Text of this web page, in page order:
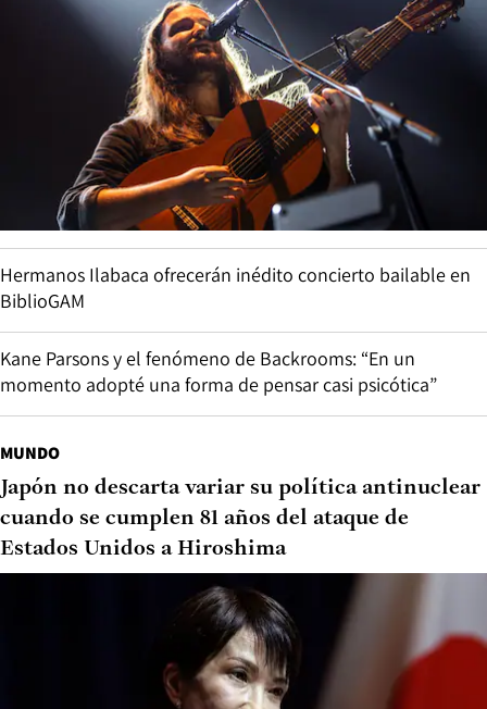
Hermanos Ilabaca ofrecerán inédito concierto bailable en
BiblioGAM
Kane Parsons y el fenómeno de Backrooms: “En un
momento adopté una forma de pensar casi psicótica”
MUNDO
Japón no descarta variar su política antinuclear
cuando se cumplen 81 años del ataque de
Estados Unidos a Hiroshima